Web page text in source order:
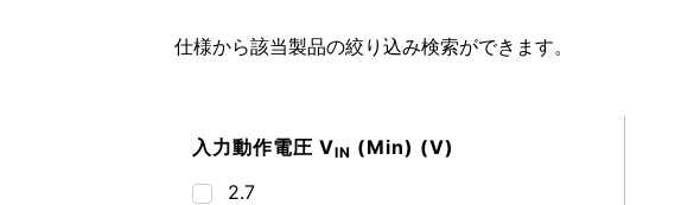
仕様から該当製品の絞り込み検索ができます。
入力動作電圧 VIN (Min) (V)
2.7